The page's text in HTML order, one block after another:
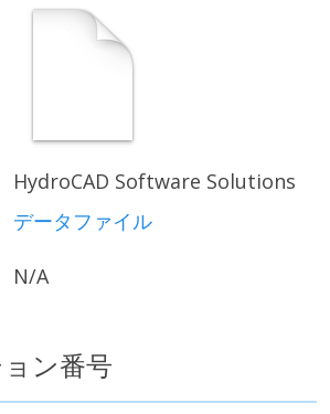
HydroCAD Software Solutions
データファイル
N/A
ン番号